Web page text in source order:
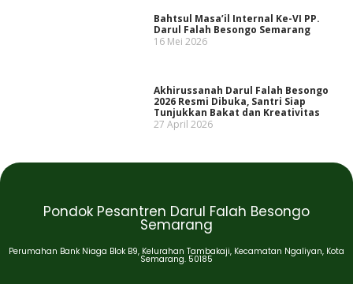
Bahtsul Masa’il Internal Ke-VI PP.
Darul Falah Besongo Semarang
16 Mei 2026
Akhirussanah Darul Falah Besongo
2026 Resmi Dibuka, Santri Siap
Tunjukkan Bakat dan Kreativitas
27 April 2026
Pondok Pesantren Darul Falah Besongo
Semarang
Perumahan Bank Niaga Blok B9, Kelurahan Tambakaji, Kecamatan Ngaliyan, Kota
Semarang. 50185